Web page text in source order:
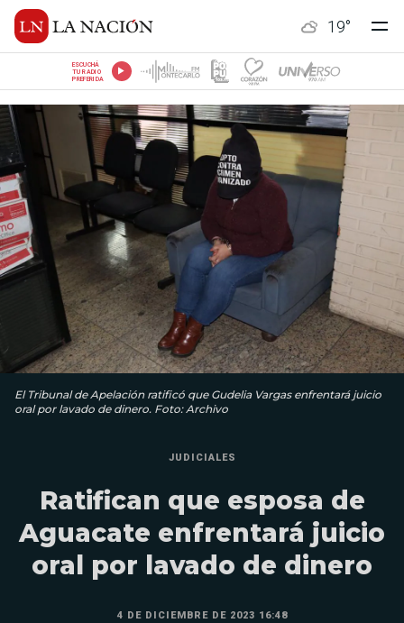
19°
ESCUCHÁ
TU RADIO
PREFERIDA
El Tribunal de Apelación ratificó que Gudelia Vargas enfrentará juicio
oral por lavado de dinero. Foto: Archivo
JUDICIALES
Ratifican que esposa de
Aguacate enfrentará juicio
oral por lavado de dinero
4 DE DICIEMBRE DE 2023 16:48